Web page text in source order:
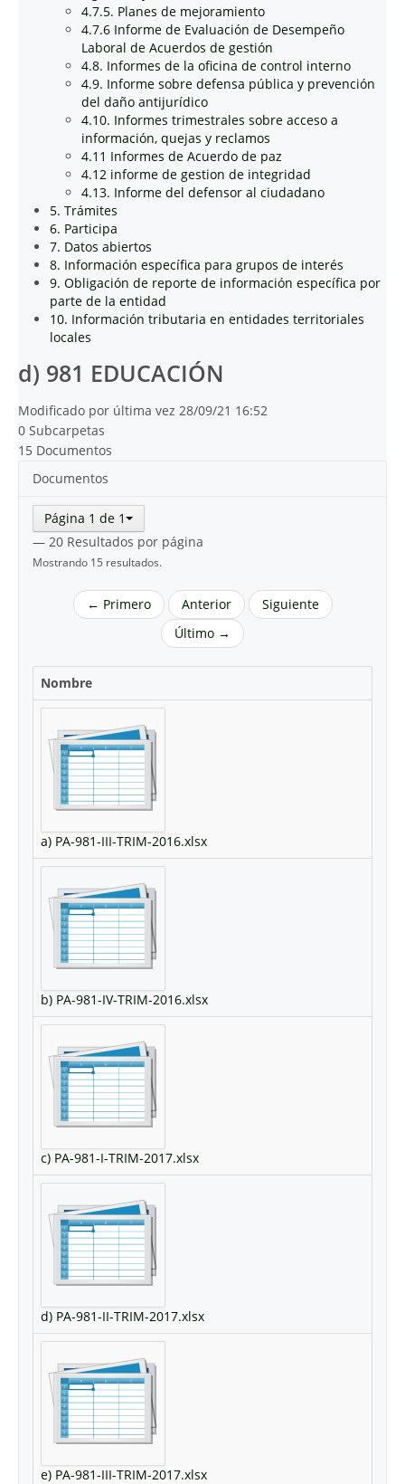
4.7.5. Planes de mejoramiento
4.7.6 Informe de Evaluación de Desempeño
Laboral de Acuerdos de gestión
4.8. Informes de la oficina de control interno
4.9. Informe sobre defensa pública y prevención
del daño antijurídico
4.10. Informes trimestrales sobre acceso a
información, quejas y reclamos
4.11 Informes de Acuerdo de paz
4.12 informe de gestion de integridad
4.13. Informe del defensor al ciudadano
5. Trámites
6. Participa
7. Datos abiertos
8. Información específica para grupos de interés
9. Obligación de reporte de información específica por
parte de la entidad
10. Información tributaria en entidades territoriales
locales
d) 981 EDUCACIÓN
Modificado por última vez 28/09/21 16:52
0 Subcarpetas
15 Documentos
Documentos
Página 1 de 1
— 20 Resultados por página
Mostrando 15 resultados.
← Primero Anterior
Siguiente
Último →
Nombre
a) PA-981-III-TRIM-2016.xlsx
b) PA-981-IV-TRIM-2016.xlsx
c) PA-981-I-TRIM-2017.xlsx
d) PA-981-II-TRIM-2017.xlsx
e) PA-981-III-TRIM-2017.xlsx